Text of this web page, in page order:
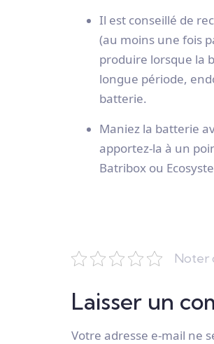
Il est conseillé de
(au moins une fois
produire lorsque la
longue période,
batterie.
Maniez la batterie
apportez-la à un
Batribox ou
Noter
Laisser un
Votre adresse e-mail ne